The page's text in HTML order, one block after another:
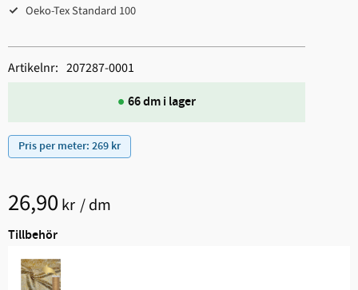
Oeko-Tex Standard 100
Pris per meter: 269 kr
26,90 kr /dm
Tillbehör
66 dm i lager
Artikelnr 207287-0001